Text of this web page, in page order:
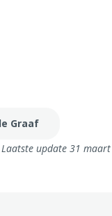
Graaf
Laatste update 31